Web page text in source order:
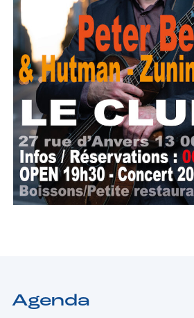
Agenda